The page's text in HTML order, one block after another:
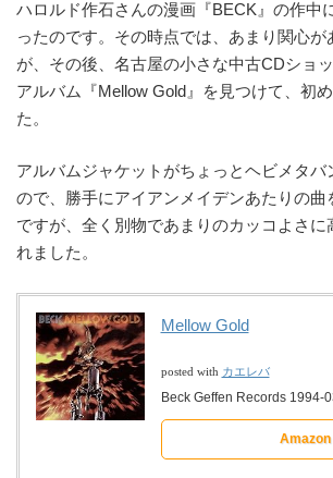
ハロルド作石さんの漫画『BECK』の作中
ったのです。その時点では、あまり関心が
が、その後、名古屋の小さな中古CDショ
アルバム『Mellow Gold』を見つけて、初
た。
アルバムジャケットがちょっとヘビメタバ
ので、勝手にアイアンメイデンあたりの曲
ですが、全く別物であまりのカッコよさに
れました。
Mellow Gold
posted with カエレバ
Beck Geffen Records 1994-
Amazon